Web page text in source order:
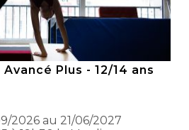
Plus - 12/14 ans
2026 au 21/06/2027